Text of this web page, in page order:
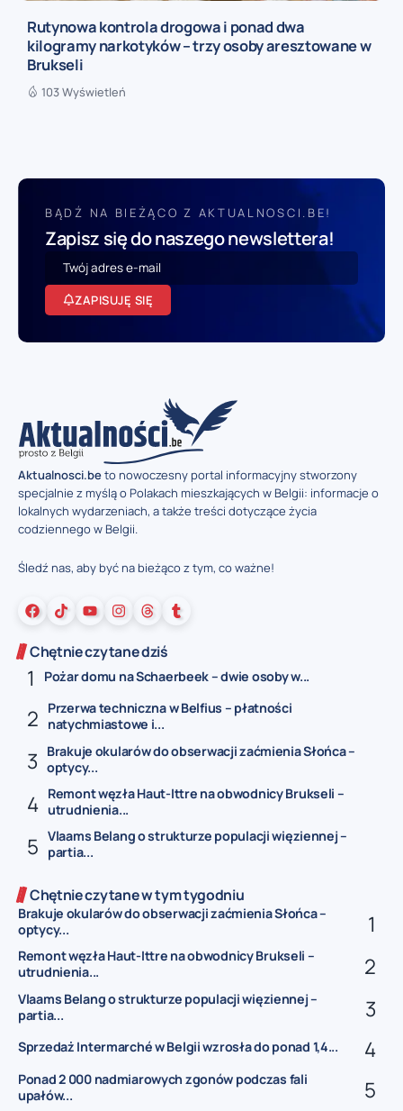
Rutynowa kontrola drogowa i ponad dwa
kilogramy narkotyków – trzy osoby aresztowane w
Brukseli
103 Wyświetleń
BĄDŹ NA BIEŻĄCO Z AKTUALNOSCI.BE!
Zapisz się do naszego newslettera!
ZAPISUJĘ SIĘ
Aktualnosci.beto nowoczesny portal informacyjny stworzony
specjalnie z myślą o Polakach mieszkających w Belgii: informacje o
lokalnych wydarzeniach, a także treści dotyczące życia
codziennego w Belgii.
Śledź nas, aby być na bieżąco z tym, co ważne!
Chętnie czytane dziś
Pożar domu na Schaerbeek – dwie osoby w...
Przerwa techniczna w Belfius – płatności
natychmiastowe i...
Brakuje okularów do obserwacji zaćmienia Słońca –
optycy...
Remont węzła Haut-Ittre na obwodnicy Brukseli –
utrudnienia...
Vlaams Belang o strukturze populacji więziennej –
partia...
Chętnie czytane w tym tygodniu
Brakuje okularów do obserwacji zaćmienia Słońca –
optycy...
Remont węzła Haut-Ittre na obwodnicy Brukseli –
utrudnienia...
Vlaams Belang o strukturze populacji więziennej –
partia...
Sprzedaż Intermarché w Belgii wzrosła do ponad 1,4...
Ponad 2 000 nadmiarowych zgonów podczas fali
upałów...